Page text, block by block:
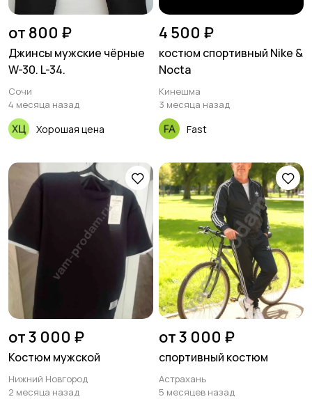
от 800 ₽
Джинсы мужские чёрные
W-30. L-34.
Сочи
4 месяца назад
Хорошая цена
4 500 ₽
костюм спортивный Nike &
Nocta
Кинешма
3 месяца назад
Fast
от 3 000 ₽
Костюм мужской
Нижний Новгород
2 месяца назад
от 3 000 ₽
спортивный костюм
Астрахань
5 месяцев назад